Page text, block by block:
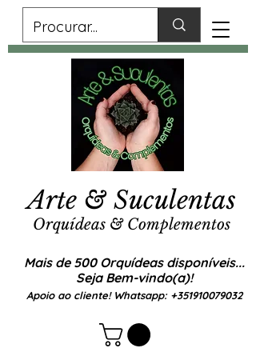
Mais de 500 Orquídeas disponíveis...
Seja Bem-vindo(a)!
Apoio ao cliente! Whatsapp: +351910079032
Arte & Suculentas
Orquídeas & Complementos